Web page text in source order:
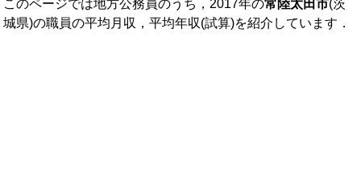
このページでは地方公務員のうち，2017年の常陸太田市(茨
城県)の職員の平均月収，平均年収(試算)を紹介しています．